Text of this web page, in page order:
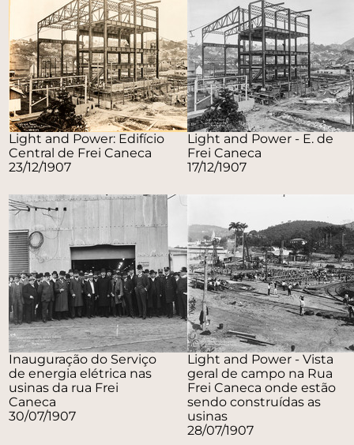
Light and Power: Edifício
Central de Frei Caneca
23/12/1907
Light and Power - E. de
Frei Caneca
17/12/1907
Inauguração do Serviço
de energia elétrica nas
usinas da rua Frei
Caneca
30/07/1907
Light and Power - Vista
geral de campo na Rua
Frei Caneca onde estão
sendo construídas as
usinas
28/07/1907